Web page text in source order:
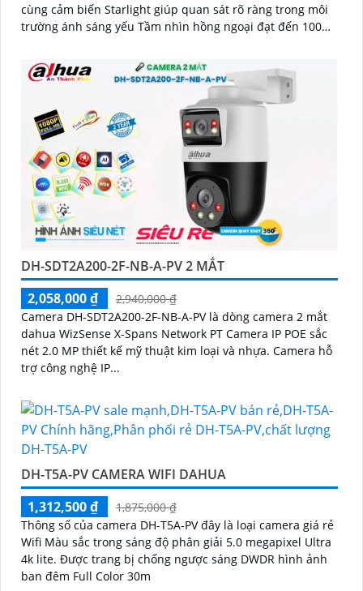
cùng cảm biến Starlight giúp quan sát rõ ràng trong môi
trường ánh sáng yếu Tầm nhìn hồng ngoại đạt đến 100m
sắc nét Camera hỗ trợ chống nước IP67 cùng tốc độ
khung hình 30fps@1080p ổn định
DH-SDT2A200-2F-NB-A-PV 2 MẮT
2,058,000 ₫
2,940,000 ₫
Camera DH-SDT2A200-2F-NB-A-PV là dòng camera 2 mắt
dahua WizSense X-Spans Network PT Camera IP POE sắc
nét 2.0 MP thiết kế mỹ thuật kim loại và nhựa. Camera hỗ
trợ công nghệ IP...
DH-T5A-PV CAMERA WIFI DAHUA
1,312,500 ₫
1,875,000 ₫
Thông số của camera DH-T5A-PV đây là loại camera giá rẻ
Wifi Màu sắc trong sáng độ phân giải 5.0 megapixel Ultra
4k lite. Được trang bị chống ngược sáng DWDR hình ảnh
ban đêm Full Color 30m